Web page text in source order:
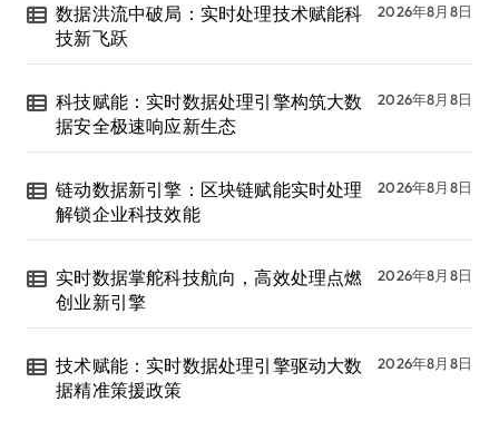
数据洪流中破局：实时处理技术赋能科
技新飞跃
2026年8月8日
科技赋能：实时数据处理引擎构筑大数
据安全极速响应新生态
2026年8月8日
链动数据新引擎：区块链赋能实时处理
解锁企业科技效能
2026年8月8日
实时数据掌舵科技航向，高效处理点燃
创业新引擎
2026年8月8日
技术赋能：实时数据处理引擎驱动大数
据精准策援政策
2026年8月8日